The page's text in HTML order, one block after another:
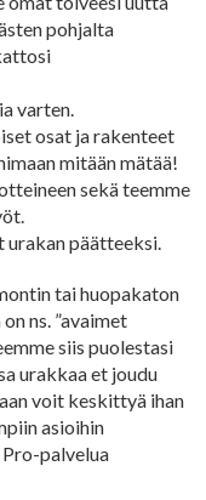
pohjalta
varten.
osat ja rakenteet
mitään mätää!
sekä teemme
urakan päätteeksi.
tai huopakaton
ns. ”avaimet
siis puolestasi
urakkaa et joudu
voit keskittyä ihan
asioihin
palvelua